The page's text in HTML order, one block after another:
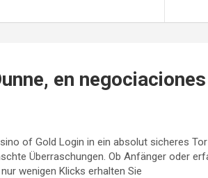
en
of Gold Login in ein absolut sicheres
Überraschungen. Ob Anfänger oder
wenigen Klicks erhalten Sie